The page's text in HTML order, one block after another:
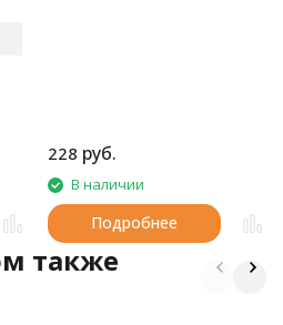
228 руб.
В наличии
Подробнее
также